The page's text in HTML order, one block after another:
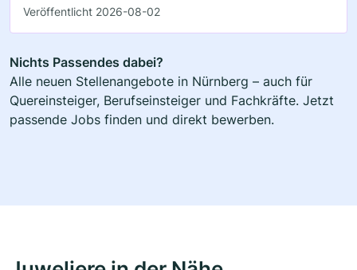
Veröffentlicht 2026-08-02
Nichts Passendes dabei?
Alle neuen Stellenangebote in Nürnberg – auch für
Quereinsteiger, Berufseinsteiger und Fachkräfte. Jetzt
passende Jobs finden und direkt bewerben.